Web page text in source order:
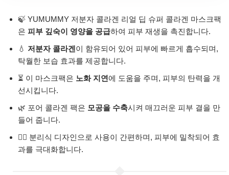
🍃 YUMUMMY 저분자 콜라겐 리얼 딥 슈퍼 콜라겐 마스크팩
은 피부 깊숙이 영양을 공급하여 피부 재생을 촉진합니다.
💧 저분자 콜라겐이 함유되어 있어 피부에 빠르게 흡수되며,
탁월한 보습 효과를 제공합니다.
⏳ 이 마스크팩은 노화 지연에 도움을 주며, 피부의 탄력을 개
선시킵니다.
🌿 포어 콜라겐 팩은 모공을 수축시켜 매끄러운 피부 결을 만
들어 줍니다.
🧖‍♀️ 분리식 디자인으로 사용이 간편하며, 피부에 밀착되어 효
과를 극대화합니다.